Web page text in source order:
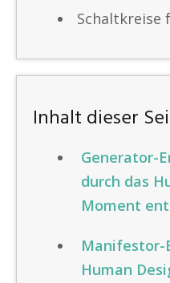
Schaltkreise
Inhalt dieser
Generator-
durch das
Moment
Manifestor-
Human